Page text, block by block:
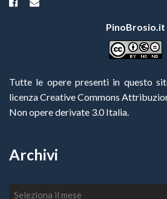
PinoBrosio.it
Tutte le opere presenti in questo
licenza Creative Commons
Non opere derivate 3.0 Italia.
Archivi
Archivi